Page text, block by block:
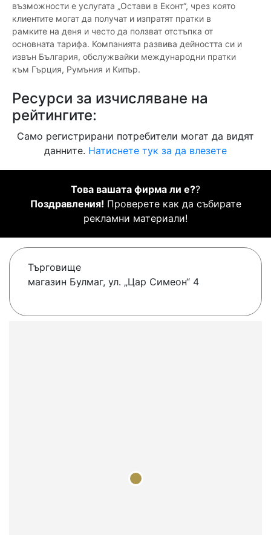
възможности е услугата „Остави в Еконт“, чрез която
клиентите могат да получат и изпратят пратки в
рамките на деня и често да ползват отстъпка от
основната тарифа. Компанията развива дейността си и
извън България, обслужвайки международни пратки
към Гърция, Румъния и Кипър.
Ресурси за изчисляване на
рейтингите:
Само регистрирани потребители могат да видят
данните. Натиснете тук за да влезете
Това вашата фирма ли е??
Поздравления! Проверете как да събирате
рекламни материали!
Търговище
магазин Булмаг, ул. „Цар Симеон“ 4